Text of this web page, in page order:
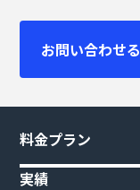
お問い合わせる
料金プラン
実績